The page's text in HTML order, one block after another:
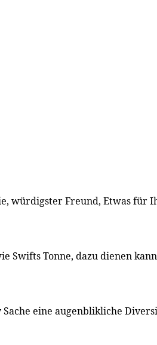
würdigster Freund, Etwas für
Swifts Tonne, dazu dienen
eine augenblikliche